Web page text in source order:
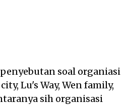
penyebutan soal organiasi
Lu's Way, Wen family,
sih organisasi